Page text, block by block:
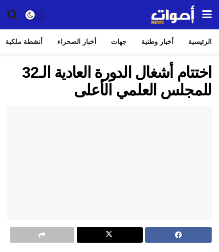
الرئيسية أخبار وطنية جهات أخبار الصحراء أنشطة ملكية
اختتام أشغال الدورة العادية الـ32
للمجلس العلمي الأعلى